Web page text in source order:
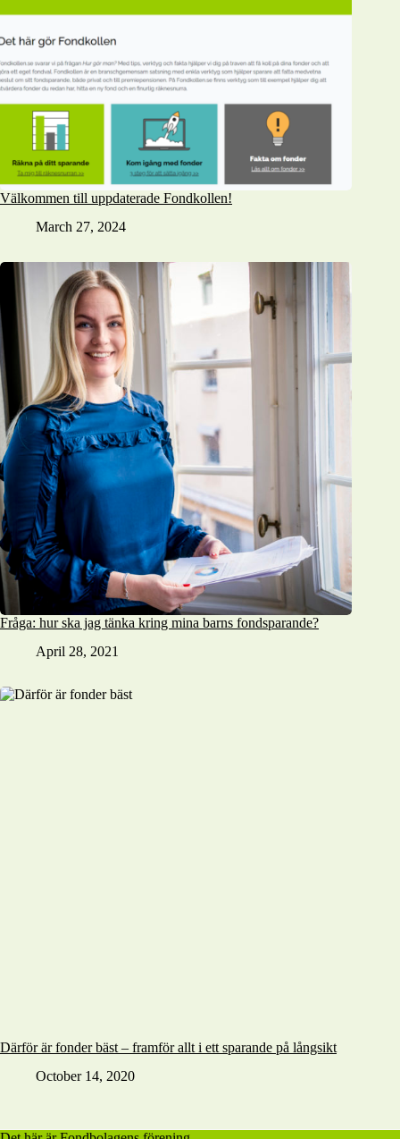
Välkommen till uppdaterade Fondkollen!
March 27, 2024
Fråga: hur ska jag tänka kring mina barns fondsparande?
April 28, 2021
Därför är fonder bäst – framför allt i ett sparande på långsikt
October 14, 2020